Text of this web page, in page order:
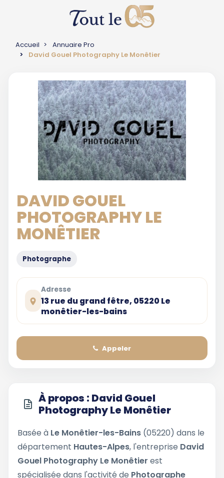
Accueil
Annuaire Pro
David Gouel Photography Le Monêtier
DAVID GOUEL
PHOTOGRAPHY LE
MONÊTIER
Photographe
Adresse
13 rue du grand fêtre, 05220 Le
monêtier-les-bains
Appeler
À propos : David Gouel
Photography Le Monêtier
Basée à Le Monêtier-les-Bains (05220) dans le
département Hautes-Alpes, l'entreprise David
Gouel Photography Le Monêtier est
spécialisée dans l'activité de Photographe